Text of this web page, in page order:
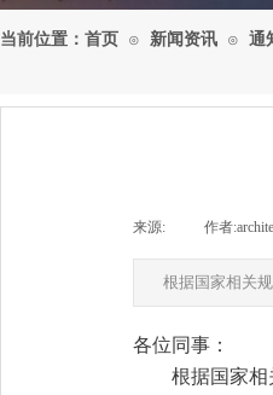
当前位置： 首页 ⊙ 新闻资讯 ⊙ 通
来源: 作者:
根据国家相关
各位同事：
根据国家相